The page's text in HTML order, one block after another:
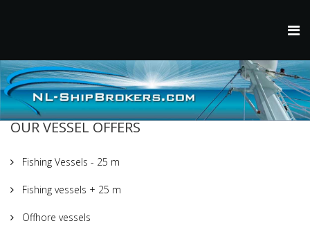
OUR VESSEL OFFERS
Fishing Vessels - 25 m
Fishing vessels + 25 m
Offhore vessels